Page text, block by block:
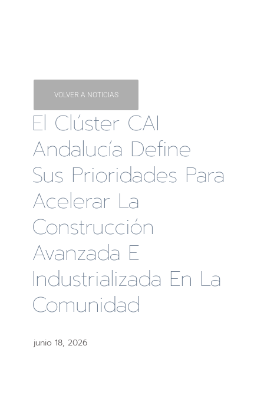
VOLVER A NOTICIAS
El Clúster CAI
Andalucía Define
Sus Prioridades Para
Acelerar La
Construcción
Avanzada E
Industrializada En La
Comunidad
junio 18, 2026